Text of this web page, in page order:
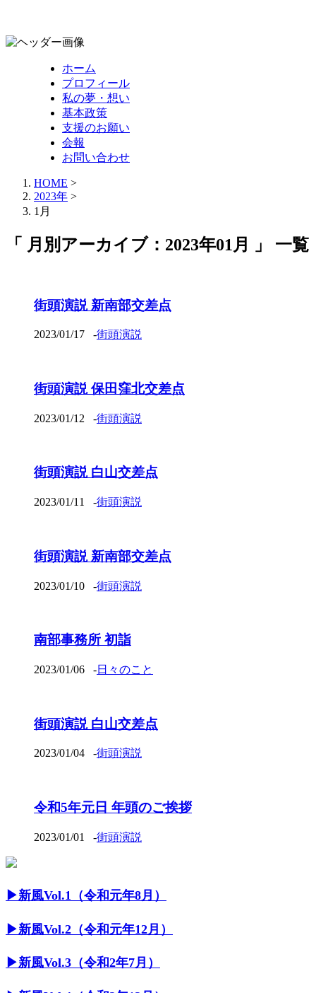
ホーム
プロフィール
私の夢・想い
基本政策
支援のお願い
会報
お問い合わせ
HOME >
2023年 >
1月
「 月別アーカイブ：2023年01月 」 一覧
街頭演説 新南部交差点
2023/01/17 -街頭演説
街頭演説 保田窪北交差点
2023/01/12 -街頭演説
街頭演説 白山交差点
2023/01/11 -街頭演説
街頭演説 新南部交差点
2023/01/10 -街頭演説
南部事務所 初詣
2023/01/06 -日々のこと
街頭演説 白山交差点
2023/01/04 -街頭演説
令和5年元日 年頭のご挨拶
2023/01/01 -街頭演説
▶︎新風Vol.1（令和元年8月）
▶︎新風Vol.2（令和元年12月）
▶︎新風Vol.3（令和2年7月）